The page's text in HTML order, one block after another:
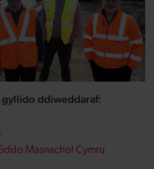
ddiweddaraf:
Masnachol Cymru